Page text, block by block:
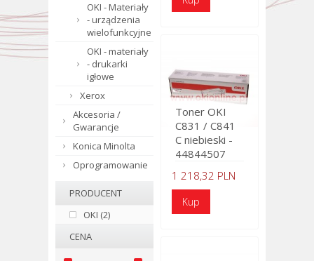
OKI - Materiały
- urządzenia
wielofunkcyjne
OKI - materiały
- drukarki
igłowe
Xerox
Akcesoria /
Gwarancje
Konica Minolta
Oprogramowanie
PRODUCENT
OKI (2)
CENA
Toner OKI
C831 / C841
C niebieski -
44844507
1 218,32 PLN